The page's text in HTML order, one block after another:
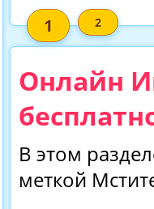
1 2
Онлайн
В этом
меткой